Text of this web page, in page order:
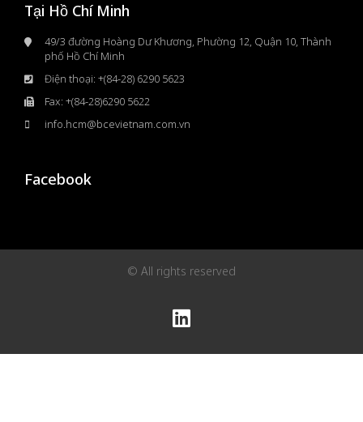
Tại Hồ Chí Minh
49/3 đường Hoàng Dư Khương, Phường 12, Quận 10, Thành
phố Hồ Chí Minh
Điện thoại: +(84-28) 6290 5623
Fax: +(84-28)6290 5622
info.hcm@bcevietnam.com.vn
Facebook
© All rights reserved